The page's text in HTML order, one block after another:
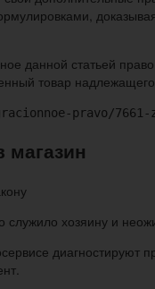
данной статьей
товар
pravo/
магазин
служило хозяину и